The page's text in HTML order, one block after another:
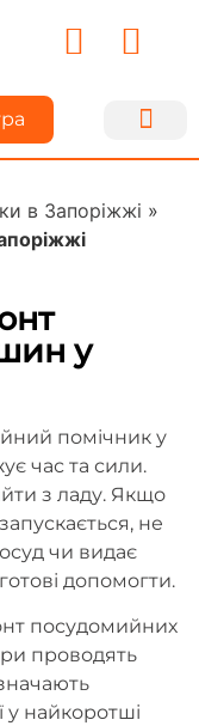
в Запоріжжі »
у
помічник у
час та сили.
з ладу. Якщо
не
чи видає
допомогти.
посудомийних
проводять
у найкоротші